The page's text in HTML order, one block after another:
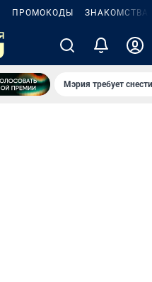
ПРОМОКОДЫ ЗНАКОМСТВА
Мэрия требует